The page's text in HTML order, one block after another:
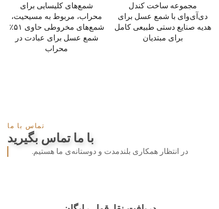
مجموعه ساخت کندل
دی‌آی‌وای با شمع عسل برای
هدیه صنایع دستی طبیعی کامل
برای مبتدیان
شمع‌های کلیسایی برای
محراب، مربوط به مسیحیت،
شمع‌های مخروطی حاوی ۵۱٪
شمع عسل برای عبادت در
محراب
تماس با ما
با ما تماس بگیرید
در انتظار همکاری بلندمدت و دوستانه‌ی ما هستیم.